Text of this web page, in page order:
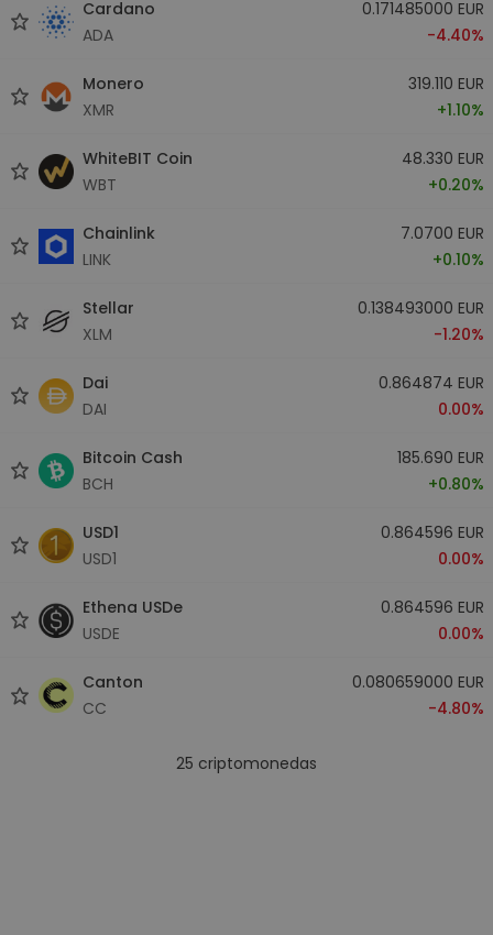
Cardano
ADA
0.171485000 EUR
-4.40%
Monero
XMR
319.110 EUR
+1.10%
WhiteBIT Coin
WBT
48.330 EUR
+0.20%
Chainlink
LINK
7.0700 EUR
+0.10%
Stellar
XLM
0.138493000 EUR
-1.20%
Dai
DAI
0.864874 EUR
0.00%
Bitcoin Cash
BCH
185.690 EUR
+0.80%
USD1
USD1
0.864596 EUR
0.00%
Ethena USDe
USDE
0.864596 EUR
0.00%
Canton
CC
0.080659000 EUR
-4.80%
25 criptomonedas